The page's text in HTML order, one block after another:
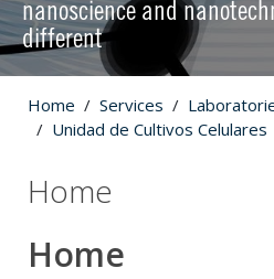
nanoscience and
different
Home Services
Unidad de Cultivos Celulares
Home
Home